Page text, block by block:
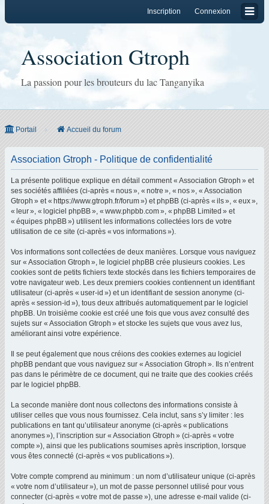
Connexion
Inscription
Association Gtroph
La passion pour les brouteurs du lac Tanganyika
Portail Accueil du forum
Association Gtroph - Politique de confidentialité
La présente politique explique en détail comment « Association Gtroph » et
ses sociétés affiliées (ci-après « nous », « notre », « nos », « Association
Gtroph » et « https://www.gtroph.fr/forum ») et phpBB (ci-après « ils », « eux »,
« leur », « logiciel phpBB », « www.phpbb.com », « phpBB Limited » et
« équipes phpBB ») utilisent les informations collectées lors de votre
utilisation de ce site (ci-après « vos informations »).
Vos informations sont collectées de deux manières. Lorsque vous naviguez
sur « Association Gtroph », le logiciel phpBB crée plusieurs cookies. Les
cookies sont de petits fichiers texte stockés dans les fichiers temporaires de
votre navigateur web. Les deux premiers cookies contiennent un identifiant
utilisateur (ci-après « user-id ») et un identifiant de session anonyme (ci-
après « session-id »), tous deux attribués automatiquement par le logiciel
phpBB. Un troisième cookie est créé une fois que vous avez consulté des
sujets sur « Association Gtroph » et stocke les sujets que vous avez lus,
améliorant ainsi votre expérience.
Il se peut également que nous créions des cookies externes au logiciel
phpBB pendant que vous naviguez sur « Association Gtroph ». Ils n’entrent
pas dans le périmètre de ce document, qui ne traite que des cookies créés
par le logiciel phpBB.
La seconde manière dont nous collectons des informations consiste à
utiliser celles que vous nous fournissez. Cela inclut, sans s’y limiter : les
publications en tant qu’utilisateur anonyme (ci-après « publications
anonymes »), l’inscription sur « Association Gtroph » (ci-après « votre
compte »), ainsi que les publications soumises après inscription, lorsque
vous êtes connecté (ci-après « vos publications »).
Votre compte comprend au minimum : un nom d’utilisateur unique (ci-après
« votre nom d’utilisateur »), un mot de passe personnel utilisé pour vous
connecter (ci-après « votre mot de passe »), une adresse e-mail valide (ci-